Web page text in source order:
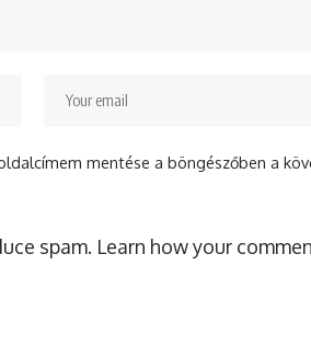
mentése a böngészőben a
spam. Learn how your